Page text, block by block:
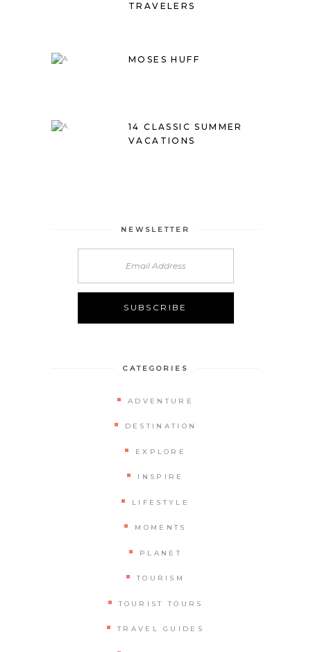
TRAVELERS
MOSES HUFF
14 CLASSIC SUMMER
VACATIONS
NEWSLETTER
CATEGORIES
ADVENTURE
DESTINATION
EXPLORE
INSPIRE
LIFESTYLE
MOMENTS
PLANET
TOURISM
TOURIST TOURS
TRAVEL GUIDES